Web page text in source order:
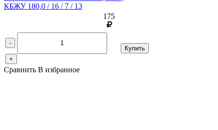
КБЖУ 180,0 / 16 / 7 / 13
175
-
+
Купить
Сравнить В избранное